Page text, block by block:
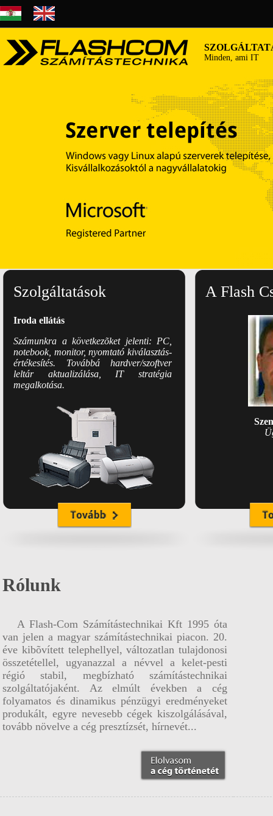
Minden, ami IT
Szolgáltatások
Iroda ellátás
Számunkra a következõket jelenti: PC,
notebook, monitor, nyomtató kiválasztás-
értékesítés. Továbbá hardver/szoftver
leltár aktualizálása, IT stratégia
megalkotása.
Webtárhelyek és mentések
Maximális adatbiztonság elérése
A Flash
Rólunk
A Flash-Com Számítástechnikai Kft 1995 óta
van jelen a magyar számítástechnikai piacon. 20.
éve kibõvített telephellyel, változatlan tulajdonosi
összetétellel, ugyanazzal a névvel a kelet-pesti
régió stabil, megbízható számítástechnikai
szolgáltatójaként. Az elmúlt években a cég
folyamatos és dinamikus pénzügyi eredményeket
produkált, egyre nevesebb cégek kiszolgálásával,
tovább növelve a cég presztízsét, hírnevét...